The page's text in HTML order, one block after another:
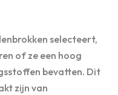
selecteert,
of ze een hoog
bevatten. Dit
zijn van